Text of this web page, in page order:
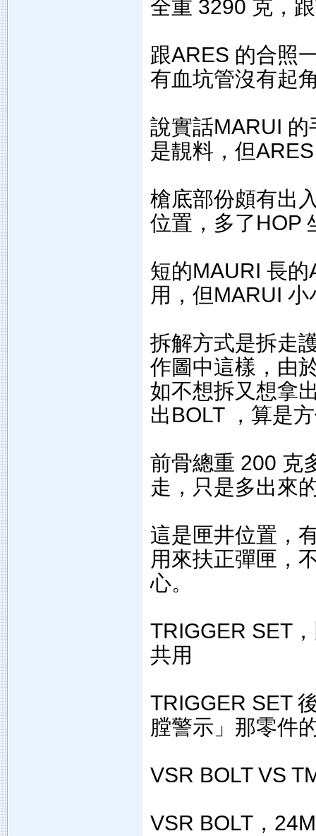
全重 3290 克，
跟ARES 的合照
有血坑管沒有起
說實話MARUI
是靚料，但
槍底部份頗有出
位置，多了HOP
短的MAURI 長
用，但MARUI
拆解方式是拆走
作圖中這樣，由
如不想拆又想拿
出BOLT ，算是
前骨總重 200 克
走，只是多出來
這是匣井位置，
用來扶正彈匣，
心。
TRIGGER SET
共用
TRIGGER SET
膛警示」那零件
VSR BOLT VS
VSR BOLT，